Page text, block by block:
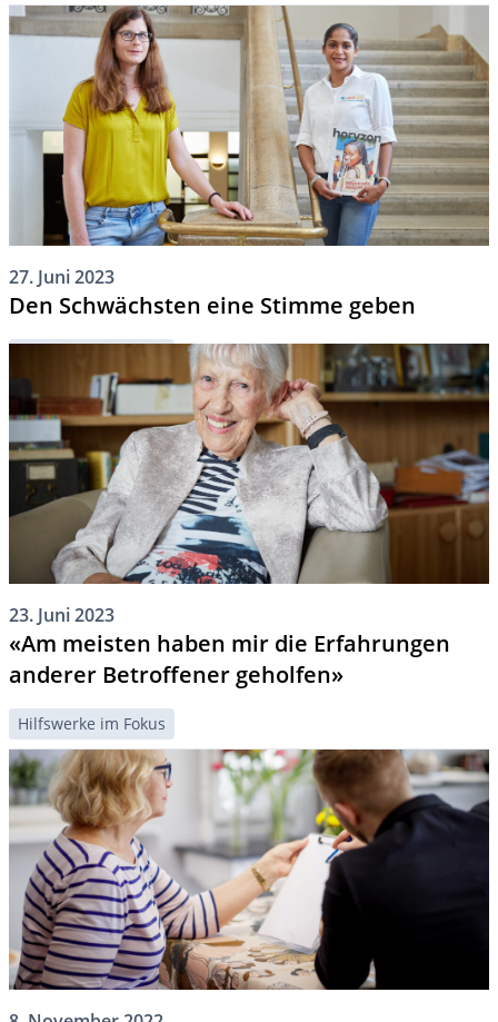
27. Juni 2023
Den Schwächsten eine Stimme geben
23. Juni 2023
«Am meisten haben mir die Erfahrungen
anderer Betroffener geholfen»
Hilfswerke im Fokus